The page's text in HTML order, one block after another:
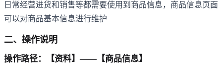
日常经营进货和销售等都需要使用到商品信息，商品信息页面
可以对商品基本信息进行维护
二、操作说明
操作路径：【资料】——【商品信息】